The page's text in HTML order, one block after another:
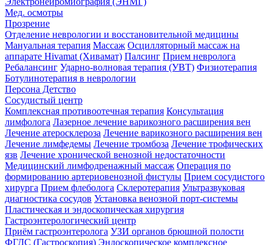
Мед. осмотры
Прозрение
Отделение неврологии и восстановительной медицины
Мануальная терапия Массаж Осцилляторный массаж на
аппарате Hivamat (Хивамат) Палсинг Прием невролога
Ребалансинг Ударно-волновая терапия (УВТ) Физиотерапия
Ботулинотерапия в неврологии
Персона Детство
Сосудистый центр
Комплексная противоотечная терапия Консультация
лимфолога Лазерное лечение варикозного расширения вен
Лечение атеросклероза Лечение варикозного расширения вен
Лечение лимфедемы Лечение тромбоза Лечение трофических
язв Лечение хронической венозной недостаточности
Медицинский лимфодренажный массаж Операция по
формированию артериовенозной фистулы Прием сосудистого
хирурга Прием флеболога Склеротерапия Ультразвуковая
диагностика сосудов Установка венозной порт-системы
Пластическая и эндоскопическая хирургия
Гастроэнтерологический центр
Приём гастроэнтеролога УЗИ органов брюшной полости
ФГДС (Гастроскопия) Эндоскопическое комплексное